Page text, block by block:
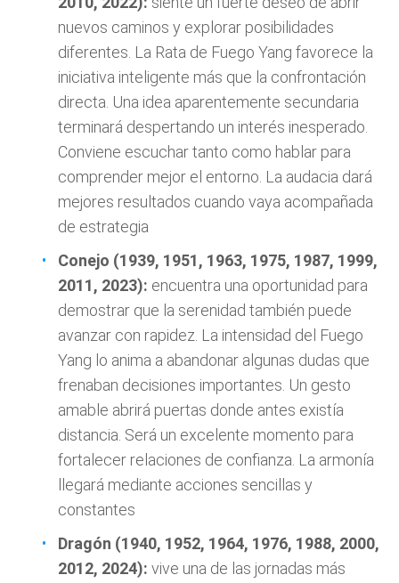
nuevos caminos y explorar posibilidades
diferentes. La Rata de Fuego Yang favorece la
iniciativa inteligente más que la confrontación
directa. Una idea aparentemente secundaria
terminará despertando un interés inesperado.
Conviene escuchar tanto como hablar para
comprender mejor el entorno. La audacia dará
mejores resultados cuando vaya acompañada
de estrategia
Conejo (1939, 1951, 1963, 1975, 1987, 1999,
2011, 2023): encuentra una oportunidad para
demostrar que la serenidad también puede
avanzar con rapidez. La intensidad del Fuego
Yang lo anima a abandonar algunas dudas que
frenaban decisiones importantes. Un gesto
amable abrirá puertas donde antes existía
distancia. Será un excelente momento para
fortalecer relaciones de confianza. La armonía
llegará mediante acciones sencillas y
constantes
Dragón (1940, 1952, 1964, 1976, 1988, 2000,
2012, 2024): vive una de las jornadas más